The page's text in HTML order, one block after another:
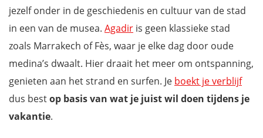
jezelf onder in de geschiedenis en cultuur van de stad
in een van de musea. Agadir is geen klassieke stad
zoals Marrakech of Fès, waar je elke dag door oude
medina’s dwaalt. Hier draait het meer om ontspanning,
genieten aan het strand en surfen. Je boekt je verblijf
dus bestop basis van wat je juist wil doen tijdens je
vakantie.